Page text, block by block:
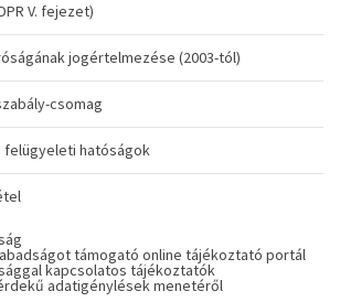
V. fejezet)
jogértelmezése (2003-tól)
csomag
felügyeleti hatóságok
támogató online tájékoztató portál
kapcsolatos tájékoztatók
adatigénylések menetéről